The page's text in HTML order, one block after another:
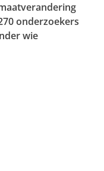
onderzoekers
wie